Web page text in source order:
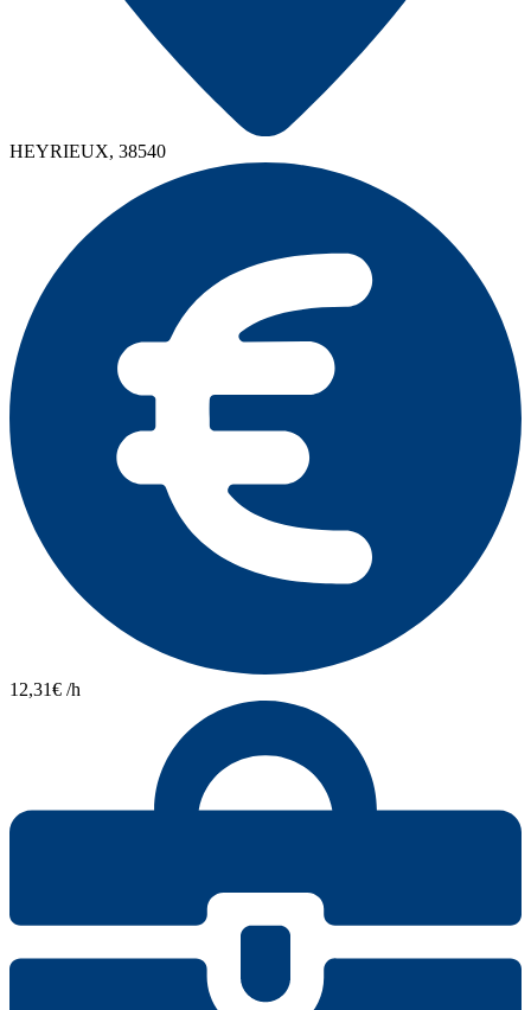
HEYRIEUX, 38540
12,31€ /h